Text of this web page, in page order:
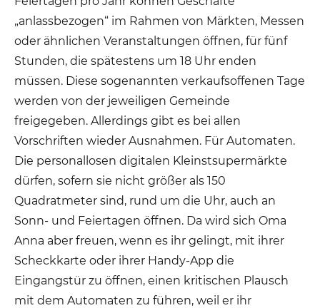
„anlassbezogen“ im Rahmen von Märkten, Messen
oder ähnlichen Veranstaltungen öffnen, für fünf
Stunden, die spätestens um 18 Uhr enden
müssen. Diese sogenannten verkaufsoffenen Tage
werden von der jeweiligen Gemeinde
freigegeben. Allerdings gibt es bei allen
Vorschriften wieder Ausnahmen. Für Automaten.
Die personallosen digitalen Kleinstsupermärkte
dürfen, sofern sie nicht größer als 150
Quadratmeter sind, rund um die Uhr, auch an
Sonn- und Feiertagen öffnen. Da wird sich Oma
Anna aber freuen, wenn es ihr gelingt, mit ihrer
Scheckkarte oder ihrer Handy-App die
Eingangstür zu öffnen, einen kritischen Plausch
mit dem Automaten zu führen, weil er ihr